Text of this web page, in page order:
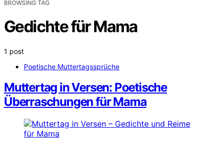
BROWSING TAG
Gedichte für Mama
1 post
Poetische Muttertagssprüche
Muttertag in Versen: Poetische
Überraschungen für Mama